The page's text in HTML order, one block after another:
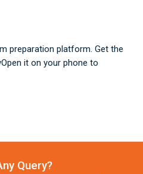
preparation platform. Get the
Open it on your phone to
Query?